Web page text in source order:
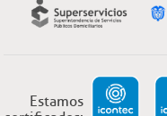
Estamos